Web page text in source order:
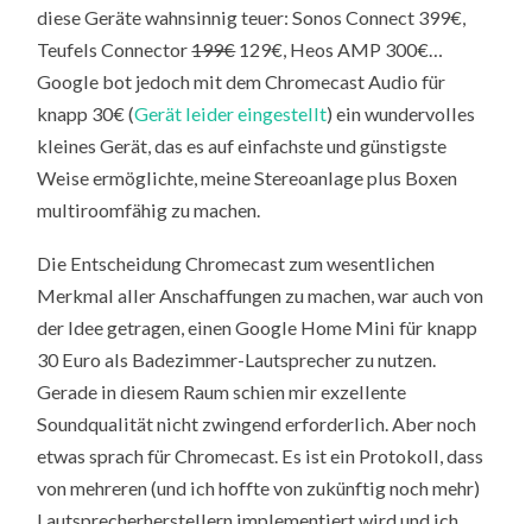
diese Geräte wahnsinnig teuer: Sonos Connect 399€,
Teufels Connector199€129€, Heos AMP 300€…
Google bot jedoch mit dem Chromecast Audio für
knapp 30€ (Gerät leider eingestellt) ein wundervolles
kleines Gerät, das es auf einfachste und günstigste
Weise ermöglichte, meine Stereoanlage plus Boxen
multiroomfähig zu machen.
Die Entscheidung Chromecast zum wesentlichen
Merkmal aller Anschaffungen zu machen, war auch von
der Idee getragen, einen Google Home Mini für knapp
30 Euro als Badezimmer-Lautsprecher zu nutzen.
Gerade in diesem Raum schien mir exzellente
Soundqualität nicht zwingend erforderlich. Aber noch
etwas sprach für Chromecast. Es ist ein Protokoll, dass
von mehreren (und ich hoffte von zukünftig noch mehr)